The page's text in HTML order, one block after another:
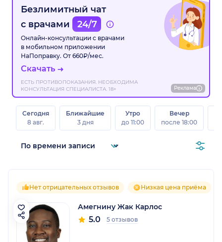
Безлимитный чат
с врачами
24/7
Онлайн-консультации с врачами
в мобильном приложении
НаПоправку. От 660₽/мес.
Скачать
ЕСТЬ ПРОТИВОПОКАЗАНИЯ. НЕОБХОДИМА
КОНСУЛЬТАЦИЯ СПЕЦИАЛИСТА. 18+
Реклама
Сегодня
8 авг.
Ближайшие
3 дня
Утро
до 11:00
Вечер
после 18:00
Нет отрицательных отзывов Низкая цена приёма
Амегнину Жак Карлос
5.0 5 отзывов